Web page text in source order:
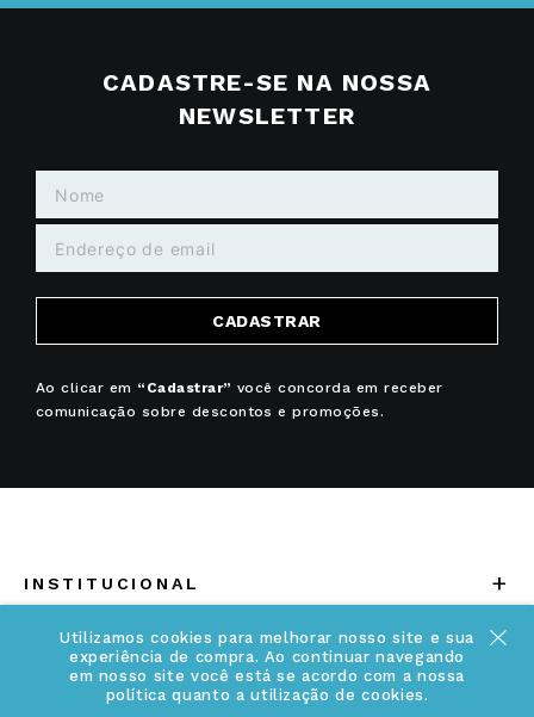
Utilizamos cookies para melhorar nosso site e sua
experiência de compra. Ao continuar navegando
em nosso site você está se acordo com a nossa
política quanto a utilização de cookies.
CADASTRE-SE NA NOSSA
NEWSLETTER
CADASTRAR
Ao clicar em “Cadastrar” você concorda em receber
comunicação sobre descontos e promoções.
INSTITUCIONAL +
Quem somos
Acesse Nosso Blog
INFORMAÇÕES +
Cuidados Especiais